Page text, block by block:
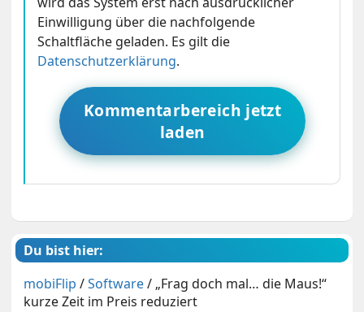
Einwilligung über die nachfolgende
Schaltfläche geladen. Es gilt die
Datenschutzerklärung.
Kommentarbereich jetzt
laden
Du bist hier:
mobiFlip /Software/ „Frag doch mal… die Maus!“
kurze Zeit im Preis reduziert